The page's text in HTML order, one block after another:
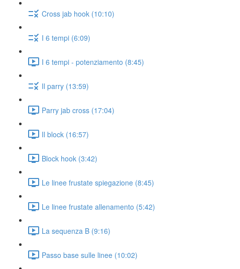
Cross jab hook (10:10)
I 6 tempi (6:09)
I 6 tempi - potenziamento (8:45)
Il parry (13:59)
Parry jab cross (17:04)
Il block (16:57)
Block hook (3:42)
Le linee frustate spiegazione (8:45)
Le linee frustate allenamento (5:42)
La sequenza B (9:16)
Passo base sulle linee (10:02)